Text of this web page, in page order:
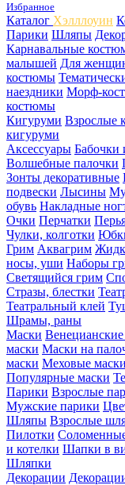
Избранное
Каталог Хэлллоуин
Парики Шляпы
Карнавальные
малышей Для
костюмы
наездники Морф-
костюмы
Кигуруми Взрослые
кигуруми
Аксессуары Бабочки
Волшебные палочки
Зонты декоративные
подвески Лысины
обувь Накладные
Очки Перчатки
Чулки, колготки
Грим Аквагрим
носы, уши Наборы
Светящийся грим
Стразы, блестки
Театральный клей
Шрамы, раны
Маски
маски Маски на
маски Меховые маски
Популярные маски
Парики Взрослые
Мужские парики
Шляпы Взрослые
Пилотки
и котелки Шапки в
Шляпки
Декорации